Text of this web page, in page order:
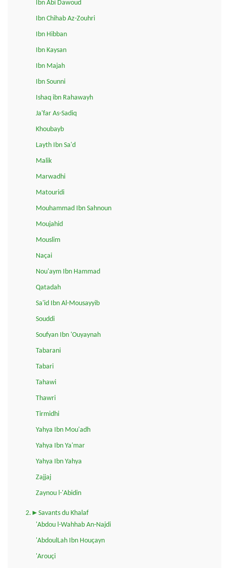
Ibn Abi Dawoud
Ibn Chihab Az-Zouhri
Ibn Hibban
Ibn Kaysan
Ibn Majah
Ibn Sounni
Ishaq ibn Rahawayh
Ja'far As-Sadiq
Khoubayb
Layth Ibn Sa'd
Malik
Marwadhi
Matouridi
Mouhammad Ibn Sahnoun
Moujahid
Mouslim
Naçai
Nou'aym Ibn Hammad
Qatadah
Sa'id Ibn Al-Mousayyib
Souddi
Soufyan Ibn 'Ouyaynah
Tabarani
Tabari
Tahawi
Thawri
Tirmidhi
Yahya Ibn Mou'adh
Yahya Ibn Ya'mar
Yahya Ibn Yahya
Zajjaj
Zaynou l-'Abidin
2.►Savants du Khalaf
'Abdou l-Wahhab An-Najdi
'AbdoulLah Ibn Houçayn
'Arouçi